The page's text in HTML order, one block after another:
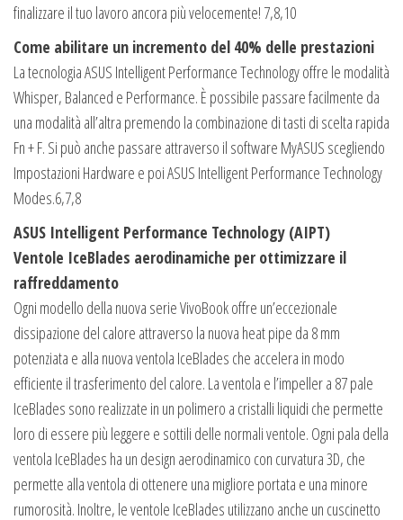
finalizzare il tuo lavoro ancora più velocemente! 7,8,10
Come abilitare un incremento del 40% delle prestazioni
La tecnologia ASUS Intelligent Performance Technology offre le modalità
Whisper, Balanced e Performance. È possibile passare facilmente da
una modalità all’altra premendo la combinazione di tasti di scelta rapida
Fn + F. Si può anche passare attraverso il software MyASUS scegliendo
Impostazioni Hardware e poi ASUS Intelligent Performance Technology
Modes.6,7,8
ASUS Intelligent Performance Technology (AIPT)
Ventole IceBlades aerodinamiche per ottimizzare il
raffreddamento
Ogni modello della nuova serie VivoBook offre un’eccezionale
dissipazione del calore attraverso la nuova heat pipe da 8 mm
potenziata e alla nuova ventola IceBlades che accelera in modo
efficiente il trasferimento del calore. La ventola e l’impeller a 87 pale
IceBlades sono realizzate in un polimero a cristalli liquidi che permette
loro di essere più leggere e sottili delle normali ventole. Ogni pala della
ventola IceBlades ha un design aerodinamico con curvatura 3D, che
permette alla ventola di ottenere una migliore portata e una minore
rumorosità. Inoltre, le ventole IceBlades utilizzano anche un cuscinetto